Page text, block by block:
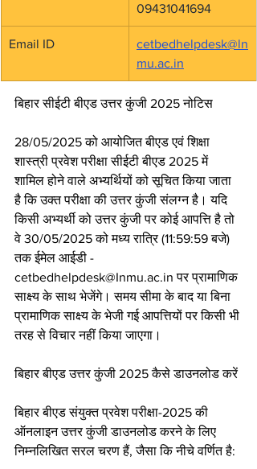
09431041694
Email ID
cetbedhelpdesk@ln
mu.ac.in
बिहार सीईटी बीएड उत्तर कुंजी 2025 नोटिस
28/05/2025 को आयोजित बीएड एवं शिक्षा
शास्त्री प्रवेश परीक्षा सीईटी बीएड 2025 में
शामिल होने वाले अभ्यर्थियों को सूचित किया जाता
है कि उक्त परीक्षा की उत्तर कुंजी संलग्न है। यदि
किसी अभ्यर्थी को उत्तर कुंजी पर कोई आपत्ति है तो
वे 30/05/2025 को मध्य रात्रि (11:59:59 बजे)
तक ईमेल आईडी -
cetbedhelpdesk@Inmu.ac.in पर प्रामाणिक
साक्ष्य के साथ भेजेंगे। समय सीमा के बाद या बिना
प्रामाणिक साक्ष्य के भेजी गई आपत्तियों पर किसी भी
तरह से विचार नहीं किया जाएगा।
बिहार बीएड उत्तर कुंजी 2025 कैसे डाउनलोड करें
बिहार बीएड संयुक्त प्रवेश परीक्षा-2025 की
ऑनलाइन उत्तर कुंजी डाउनलोड करने के लिए
निम्नलिखित सरल चरण हैं, जैसा कि नीचे वर्णित है: